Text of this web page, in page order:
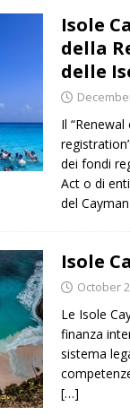
Isole
della
delle
Il
dei fondi
Act o di
del
Isole
October
Le Isole
finanza
sistema
[…]